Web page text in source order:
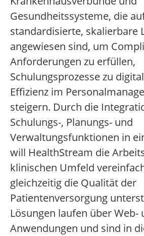
Gesundheitssysteme, die
standardisierte, skalierbare
angewiesen sind, um
Anforderungen zu erfüllen,
Schulungsprozesse zu
Effizienz im
steigern. Durch die
Schulungs-, Planungs- und
Verwaltungsfunktionen in
will HealthStream die
klinischen Umfeld
gleichzeitig die Qualität der
Patientenversorgung
Lösungen laufen über Web-
Anwendungen und sind in